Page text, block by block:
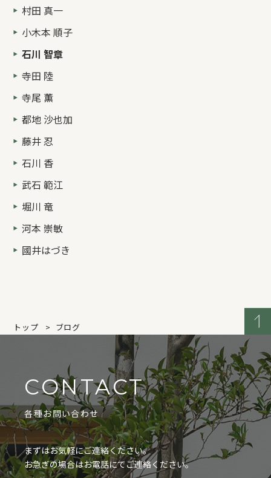
村田 真一
小木本 順子
石川 智章
寺田 陸
寺尾 薫
都地 沙也加
藤井 忍
石川 香
武石 範江
堀川 竜
河本 崇敏
國井はづき
トップ ブログ
CONTACT
各種お問い合わせ
まずはお気軽にご連絡ください。
お急ぎの場合はお電話にてご連絡ください。